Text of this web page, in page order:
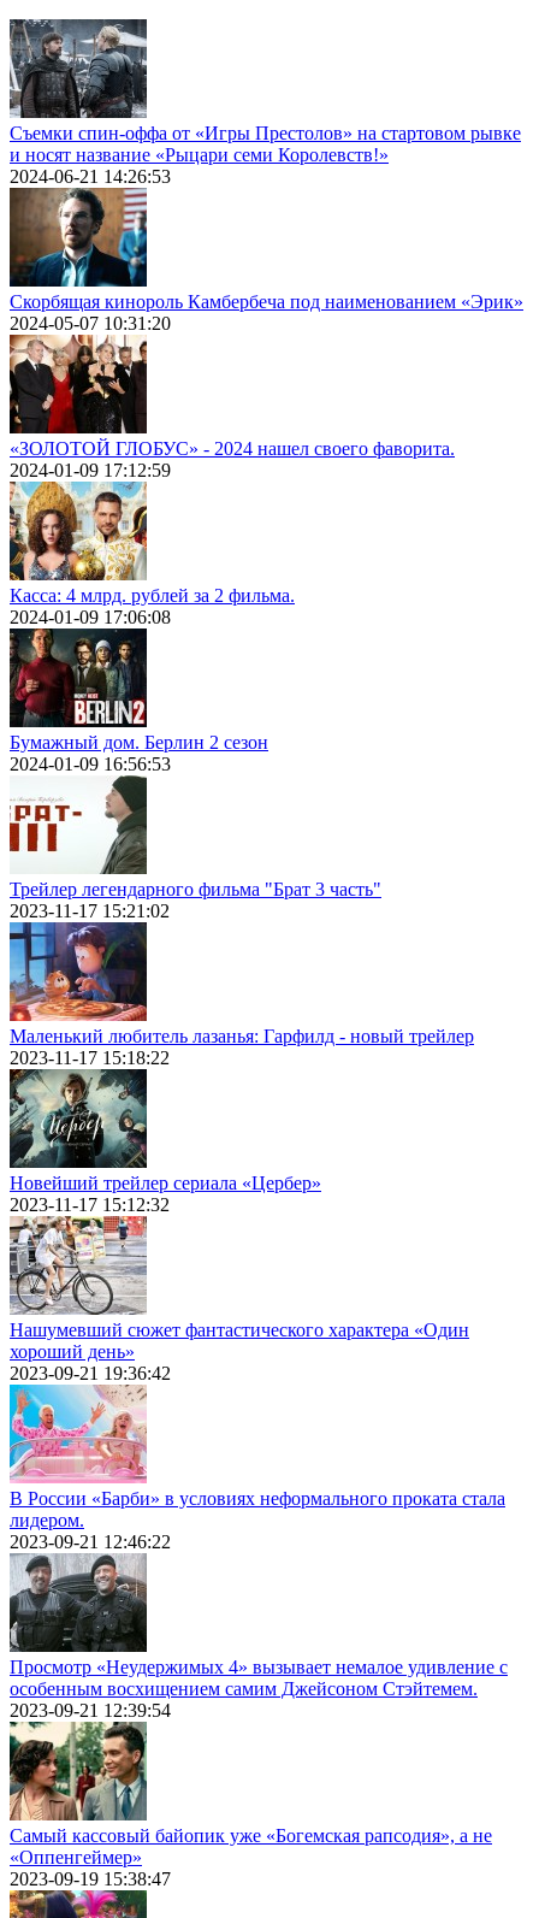
Съемки спин-оффа от «Игры Престолов» на стартовом рывке
и носят название «Рыцари семи Королевств!»
2024-06-21 14:26:53
Скорбящая кинороль Камбербеча под наименованием «Эрик»
2024-05-07 10:31:20
«ЗОЛОТОЙ ГЛОБУС» - 2024 нашел своего фаворита.
2024-01-09 17:12:59
Касса: 4 млрд. рублей за 2 фильма.
2024-01-09 17:06:08
Бумажный дом. Берлин 2 сезон
2024-01-09 16:56:53
Трейлер легендарного фильма "Брат 3 часть"
2023-11-17 15:21:02
Маленький любитель лазанья: Гарфилд - новый трейлер
2023-11-17 15:18:22
Новейший трейлер сериала «Цербер»
2023-11-17 15:12:32
Нашумевший сюжет фантастического характера «Один
хороший день»
2023-09-21 19:36:42
В России «Барби» в условиях неформального проката стала
лидером.
2023-09-21 12:46:22
Просмотр «Неудержимых 4» вызывает немалое удивление с
особенным восхищением самим Джейсоном Стэйтемем.
2023-09-21 12:39:54
Самый кассовый байопик уже «Богемская рапсодия», а не
«Оппенгеймер»
2023-09-19 15:38:47